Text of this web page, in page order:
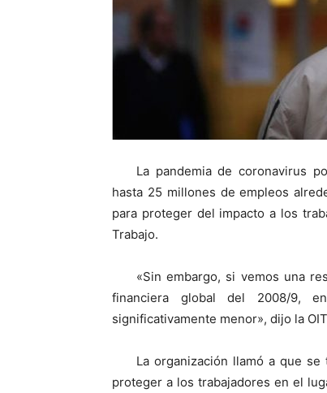
La pandemia de coronavirus
hasta 25 millones de empleos
para proteger del impacto a los
Trabajo.
«Sin embargo, si vemos una
financiera global del 2008/9,
significativamente menor», dijo la
La organización llamó a que
proteger a los trabajadores en el